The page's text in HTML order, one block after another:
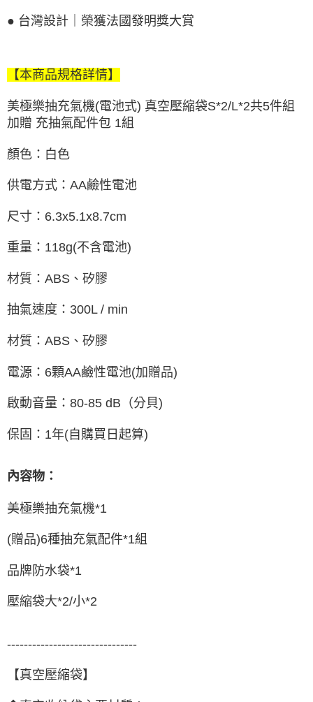
● 台灣設計｜榮獲法國發明獎大賞
【本商品規格詳情】
美極樂抽充氣機(電池式) 真空壓縮袋S*2/L*2共5件組
加贈 充抽氣配件包 1組
顏色： 白色
供電方式 ： AA鹼性電池
尺寸 ： 6.3x5.1x8.7cm
重量 ： 118g(不含電池)
材質 ： ABS、矽膠
抽氣速度 ： 300L / min
材質 ： ABS、矽膠
電源 ： 6顆AA鹼性電池(加贈品)
啟動音量 ： 80-85 dB（分貝)
保固 ： 1年(自購買日起算)
內容物：
美極樂抽充氣機*1
(贈品)6種抽充氣配件*1組
品牌防水袋*1
壓縮袋大*2/小*2
-------------------------------
【真空壓縮袋】